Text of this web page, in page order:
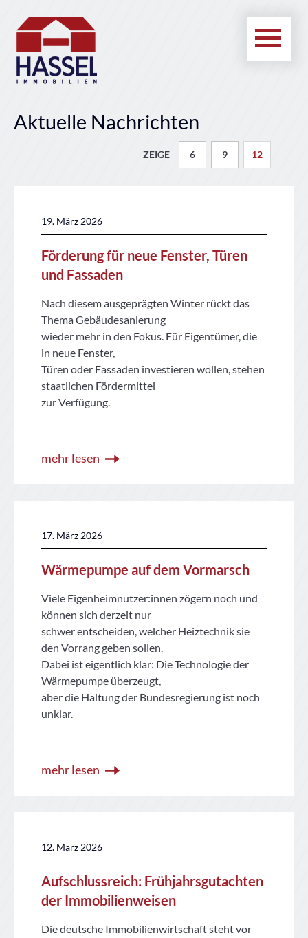
Aktuelle Nachrichten
6 9 12
19. März 2026
Förderung für neue Fenster, Türen
und Fassaden
Nach diesem ausgeprägten Winter rückt das
Thema Gebäudesanierung
wieder mehr in den Fokus. Für Eigentümer, die
in neue Fenster,
Türen oder Fassaden investieren wollen, stehen
staatlichen Fördermittel
zur Verfügung.
mehr lesen
17. März 2026
Wärmepumpe auf dem Vormarsch
Viele Eigenheimnutzer:innen zögern noch und
können sich derzeit nur
schwer entscheiden, welcher Heiztechnik sie
den Vorrang geben sollen.
Dabei ist eigentlich klar: Die Technologie der
Wärmepumpe überzeugt,
aber die Haltung der Bundesregierung ist noch
unklar.
mehr lesen
12. März 2026
Aufschlussreich: Frühjahrsgutachten
der Immobilienweisen
Die deutsche Immobilienwirtschaft steht vor